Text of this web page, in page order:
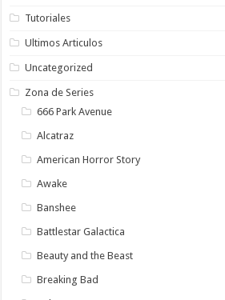
Tutoriales
Ultimos Articulos
Uncategorized
Zona de Series
666 Park Avenue
Alcatraz
American Horror Story
Awake
Banshee
Battlestar Galactica
Beauty and the Beast
Breaking Bad